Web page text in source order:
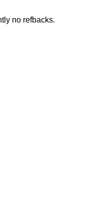
no refbacks.